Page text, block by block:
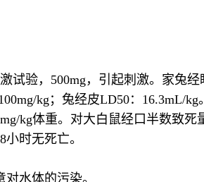
试验，500mg，引起刺激。家兔经
kg；兔经皮LD50：16.3mL/kg。
kg体重。对大白鼠经口半数致死
时无死亡。
水体的污染。